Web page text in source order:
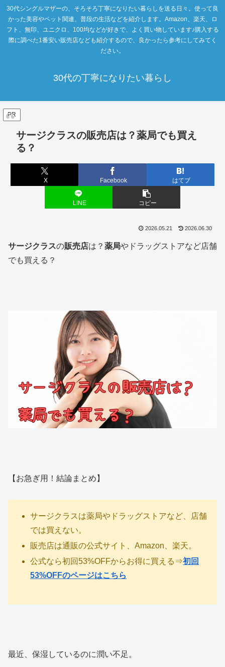
30代シングルマザーの、そろそろ丁寧になりたい暮らしを送る日々。使って良
かった美容やペット関連、普段の生活などを紹介します。Amazon、楽天、ロ
フト、無印、ユニクロ、100均などが好きで、よく買い物しています♪購入する
際に調べた1番安い販売店なども紹介するので、良かったら参考にしてみてく
ださい。
30代の丁寧になりたい暮らし
PR
サージクラスの販売店は？薬局でも買え
る？
X Facebook はてブ
LINE コピー
2026.05.21 2026.06.30
サージクラスの販売店は？ 薬局やドラッグストアなど店舗
でも買える？
【お急ぎ用！結論まとめ】
サージクラスは薬局やドラッグストアなど、店舗
では買えない。
販売店は通販の公式サイト、Amazon、楽天。
公式なら初回53%OFFからお得に買える⇒初回
53%OFFのページはこちら
最近、保湿しているのに潤い不足。